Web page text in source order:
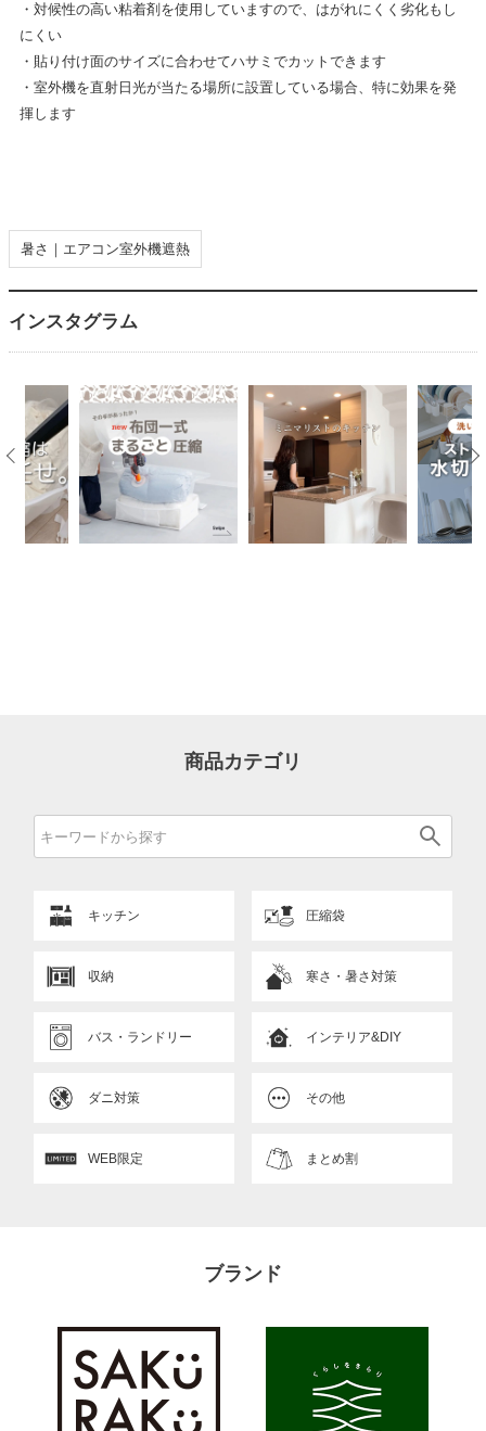
・対候性の高い粘着剤を使用していますので、はがれにくく劣化もし
にくい
・貼り付け面のサイズに合わせてハサミでカットできます
・室外機を直射日光が当たる場所に設置している場合、特に効果を発
揮します
暑さ｜エアコン室外機遮熱
インスタグラム
商品カテゴリ
キッチン 圧縮袋
収納 寒さ・暑さ対策
バス・ランドリー インテリア&DIY
ダニ対策 その他
WEB限定 まとめ割
ブランド